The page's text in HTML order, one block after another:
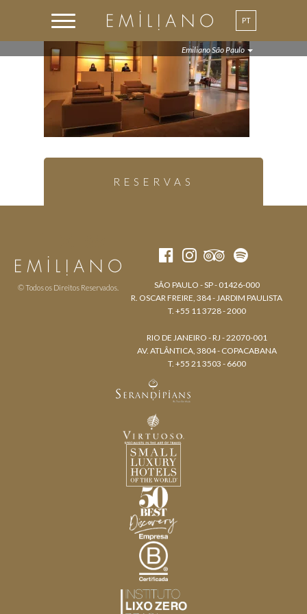
PT
Emiliano São Paulo
RESERVAS
© Todos os Direitos Reservados.
SÃO PAULO - SP - 01426-000
R. OSCAR FREIRE, 384 - JARDIM PAULISTA
T. +55 11 3728 - 2000
RIO DE JANEIRO - RJ - 22070-001
AV. ATLÂNTICA, 3804 - COPACABANA
T. +55 21 3503 - 6600